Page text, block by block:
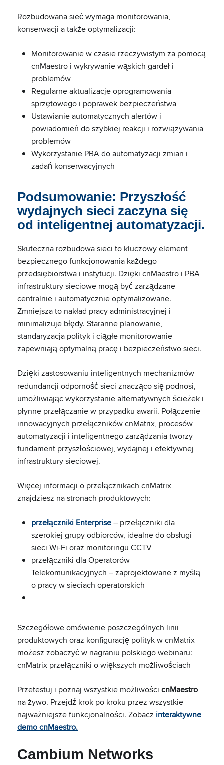
Rozbudowana sieć wymaga monitorowania,
konserwacji a także optymalizacji:
Monitorowanie w czasie rzeczywistym za pomocą
cnMaestro i wykrywanie wąskich gardeł i
problemów
Regularne aktualizacje oprogramowania
sprzętowego i poprawek bezpieczeństwa
Ustawianie automatycznych alertów i
powiadomień do szybkiej reakcji i rozwiązywania
problemów
Wykorzystanie PBA do automatyzacji zmian i
zadań konserwacyjnych
Podsumowanie: Przyszłość
wydajnych sieci zaczyna się
od inteligentnej automatyzacji.
Skuteczna rozbudowa sieci to kluczowy element
bezpiecznego funkcjonowania każdego
przedsiębiorstwa i instytucji. Dzięki cnMaestro i PBA
infrastruktury sieciowe mogą być zarządzane
centralnie i automatycznie optymalizowane.
Zmniejsza to nakład pracy administracyjnej i
minimalizuje błędy. Staranne planowanie,
standaryzacja polityk i ciągłe monitorowanie
zapewniają optymalną pracę i bezpieczeństwo sieci.
Dzięki zastosowaniu inteligentnych mechanizmów
redundancji odporność sieci znacząco się podnosi,
umożliwiając wykorzystanie alternatywnych ścieżek i
płynne przełączanie w przypadku awarii. Połączenie
innowacyjnych przełączników cnMatrix, procesów
automatyzacji i inteligentnego zarządzania tworzy
fundament przyszłościowej, wydajnej i efektywnej
infrastruktury sieciowej.
Więcej informacji o przełącznikach cnMatrix
znajdziesz na stronach produktowych:
przełączniki Enterprise– przełączniki dla
szerokiej grupy odbiorców, idealne do obsługi
sieci Wi-Fi oraz monitoringu CCTV
przełączniki dla Operatorów
Telekomunikacyjnych – zaprojektowane z myślą
o pracy w sieciach operatorskich
Szczegółowe omówienie poszczególnych linii
produktowych oraz konfigurację polityk w cnMatrix
możesz zobaczyć w nagraniu polskiego webinaru:
cnMatrix przełączniki o większych możliwościach
Przetestuj i poznaj wszystkie możliwości cnMaestro
na żywo. Przejdź krok po kroku przez wszystkie
najważniejsze funkcjonalności. Zobacz interaktywne
demo cnMaestro.
Cambium Networks